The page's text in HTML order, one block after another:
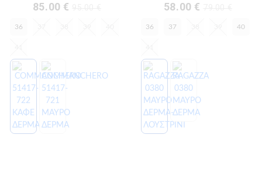
85.00 €
36
58.00 €
36 37 40